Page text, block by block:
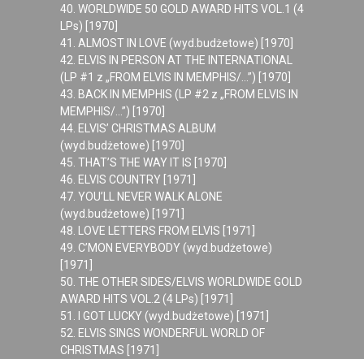
40. WORLDWIDE 50 GOLD AWARD HITS VOL.1 (4
LPs) [1970]
41. ALMOST IN LOVE (wyd.budżetowe) [1970]
42. ELVIS IN PERSON AT THE INTERNATIONAL
(LP #1 z „FROM ELVIS IN MEMPHIS/…”) [1970]
43. BACK IN MEMPHIS (LP #2 z „FROM ELVIS IN
MEMPHIS/…”) [1970]
44. ELVIS’ CHRISTMAS ALBUM
(wyd.budżetowe) [1970]
45. THAT’S THE WAY IT IS [1970]
46. ELVIS COUNTRY [1971]
47. YOU’LL NEVER WALK ALONE
(wyd.budżetowe) [1971]
48. LOVE LETTERS FROM ELVIS [1971]
49. C’MON EVERYBODY (wyd.budżetowe)
[1971]
50. THE OTHER SIDES/ELVIS WORLDWIDE GOLD
AWARD HITS VOL.2 (4 LPs) [1971]
51. I GOT LUCKY (wyd.budżetowe) [1971]
52. ELVIS SINGS WONDERFUL WORLD OF
CHRISTMAS [1971]